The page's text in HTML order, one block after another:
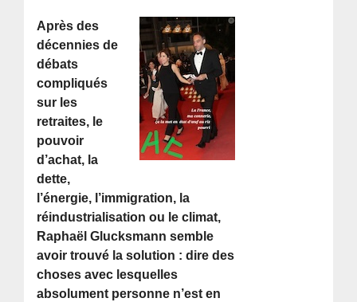
Après des
décennies de
débats
compliqués
sur les
retraites, le
pouvoir
d’achat, la
dette,
l’énergie, l’immigration, la
réindustrialisation ou le climat,
Raphaël Glucksmann semble
avoir trouvé la solution : dire des
choses avec lesquelles
absolument personne n’est en